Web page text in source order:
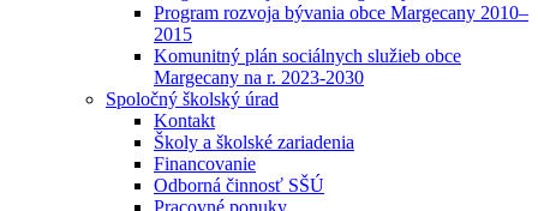
Program rozvoja bývania obce Margecany 2010–
2015
Komunitný plán sociálnych služieb obce
Margecany na r. 2023-2030
Spoločný školský úrad
Kontakt
Školy a školské zariadenia
Financovanie
Odborná činnosť SŠÚ
Pracovné ponuky